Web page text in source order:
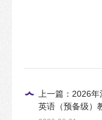
上一篇：2026
英语（预备级）